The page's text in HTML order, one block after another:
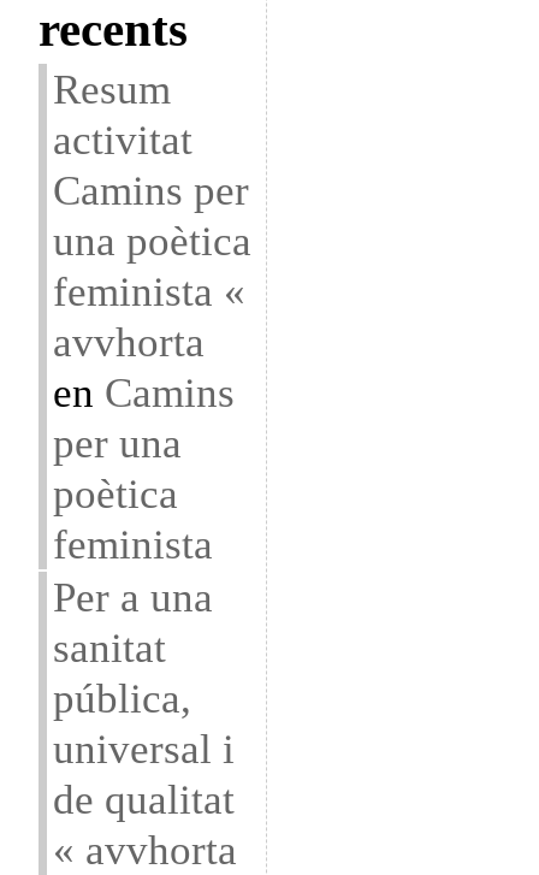
recents
Resum
activitat
Camins per
una poètica
feminista «
avvhorta
en Camins
per una
poètica
feminista
Per a una
sanitat
pública,
universal i
de qualitat
« avvhorta